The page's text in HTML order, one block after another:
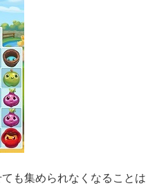
も集められなくなることは